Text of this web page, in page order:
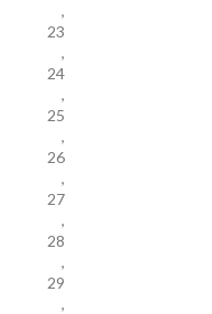
,
23
,
24
,
25
,
26
,
27
,
28
,
29
,